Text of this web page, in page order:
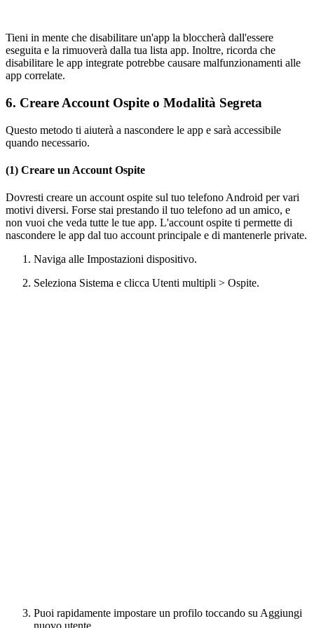
Tieni in mente che disabilitare un'app la bloccherà dall'essere
eseguita e la rimuoverà dalla tua lista app. Inoltre, ricorda che
disabilitare le app integrate potrebbe causare malfunzionamenti alle
app correlate.
6. Creare Account Ospite o Modalità Segreta
Questo metodo ti aiuterà a nascondere le app e sarà accessibile
quando necessario.
(1) Creare un Account Ospite
Dovresti creare un account ospite sul tuo telefono Android per vari
motivi diversi. Forse stai prestando il tuo telefono ad un amico, e
non vuoi che veda tutte le tue app. L'account ospite ti permette di
nascondere le app dal tuo account principale e di mantenerle private.
Naviga alle Impostazioni dispositivo.
Seleziona Sistema e clicca Utenti multipli > Ospite.
Puoi rapidamente impostare un profilo toccando su Aggiungi